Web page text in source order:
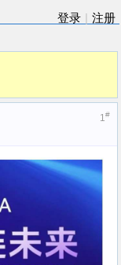
登录
注册
1#